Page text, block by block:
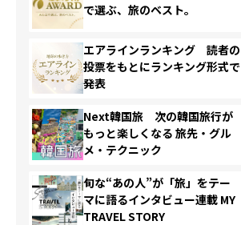
で選ぶ、旅のベスト。
エアラインランキング 読者の
投票をもとにランキング形式で
発表
Next韓国旅 次の韓国旅行が
もっと楽しくなる 旅先・グル
メ・テクニック
旬な“あの人”が「旅」をテー
マに語るインタビュー連載 MY
TRAVEL STORY